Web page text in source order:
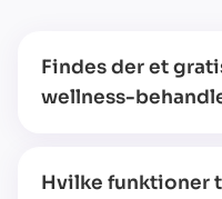
Findes der et
wellness-
Hvilke funktioner